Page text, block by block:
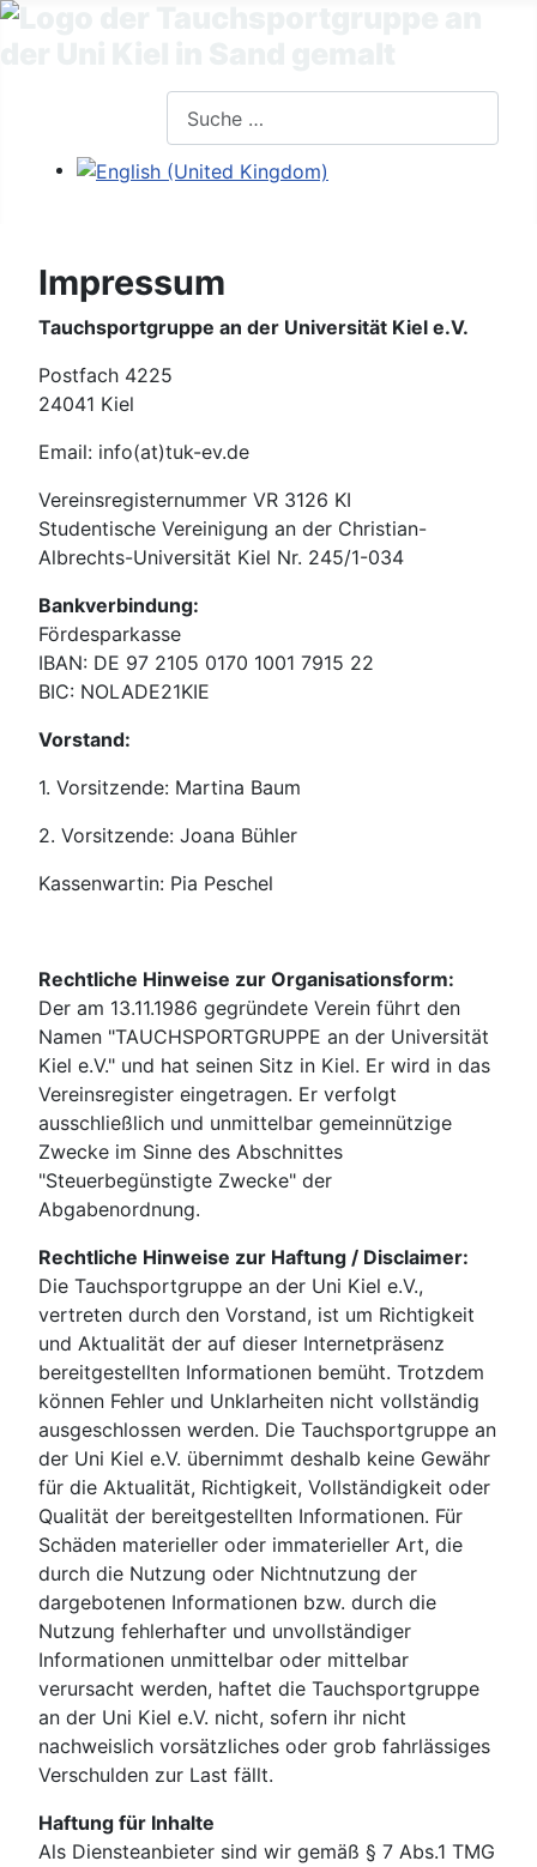
Sprache auswählen
Impressum
Tauchsportgruppe an der Universität Kiel e.V.
Postfach 4225
24041 Kiel
Email: info(at)tuk-ev.de
Vereinsregisternummer VR 3126 KI
Studentische Vereinigung an der Christian-
Albrechts-Universität Kiel Nr. 245/1-034
Bankverbindung:
Fördesparkasse
IBAN: DE 97 2105 0170 1001 7915 22
BIC: NOLADE21KIE
Vorstand:
1. Vorsitzende: Martina Baum
2. Vorsitzende: Joana Bühler
Kassenwartin: Pia Peschel
Rechtliche Hinweise zur Organisationsform:
Der am 13.11.1986 gegründete Verein führt den
Namen "TAUCHSPORTGRUPPE an der Universität
Kiel e.V." und hat seinen Sitz in Kiel. Er wird in das
Vereinsregister eingetragen. Er verfolgt
ausschließlich und unmittelbar gemeinnützige
Zwecke im Sinne des Abschnittes
"Steuerbegünstigte Zwecke" der
Abgabenordnung.
Rechtliche Hinweise zur Haftung / Disclaimer:
Die Tauchsportgruppe an der Uni Kiel e.V.,
vertreten durch den Vorstand, ist um Richtigkeit
und Aktualität der auf dieser Internetpräsenz
bereitgestellten Informationen bemüht. Trotzdem
können Fehler und Unklarheiten nicht vollständig
ausgeschlossen werden. Die Tauchsportgruppe an
der Uni Kiel e.V. übernimmt deshalb keine Gewähr
für die Aktualität, Richtigkeit, Vollständigkeit oder
Qualität der bereitgestellten Informationen. Für
Schäden materieller oder immaterieller Art, die
durch die Nutzung oder Nichtnutzung der
dargebotenen Informationen bzw. durch die
Nutzung fehlerhafter und unvollständiger
Informationen unmittelbar oder mittelbar
verursacht werden, haftet die Tauchsportgruppe
an der Uni Kiel e.V. nicht, sofern ihr nicht
nachweislich vorsätzliches oder grob fahrlässiges
Verschulden zur Last fällt.
Haftung für Inhalte
Als Diensteanbieter sind wir gemäß § 7 Abs.1 TMG